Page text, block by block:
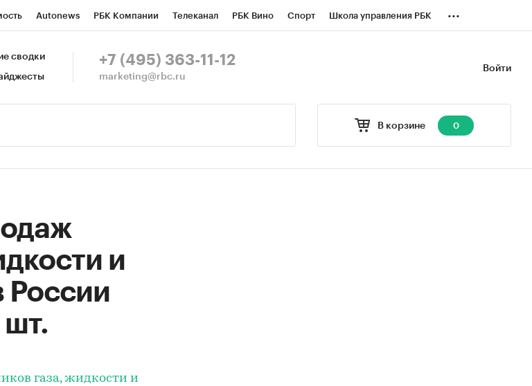
Autonews РБК Компании Телеканал РБК Вино Спорт Школа управления РБК
СПб Конференции СПб Спецпроекты
...
Войти
сводки +7 (495) 363-11-12
marketing@rbc.ru
В корзине 0
и
России
шт.
газа, жидкости и